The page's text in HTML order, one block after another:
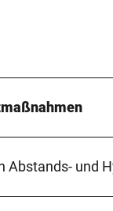
Abstands- und